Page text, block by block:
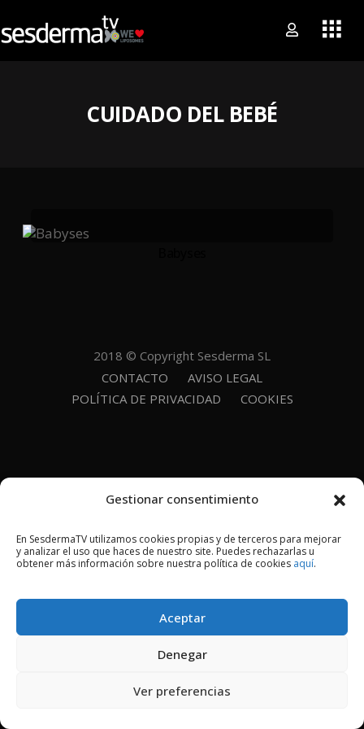
Gestionar consentimiento
En SesdermaTV utilizamos cookies propias y de terceros para mejorar
y analizar el uso que haces de nuestro site. Puedes rechazarlas u
obtener más información sobre nuestra política de cookies aquí.
Aceptar
Denegar
Ver preferencias
CUIDADO DEL BEBÉ
2018 © Copyright Sesderma SL
CONTACTO
AVISO LEGAL
POLÍTICA DE PRIVACIDAD
COOKIES